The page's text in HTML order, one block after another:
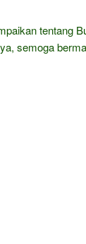
tentang
semoga